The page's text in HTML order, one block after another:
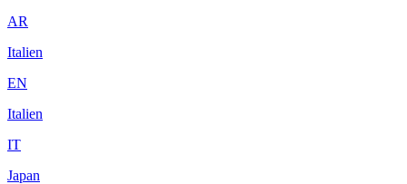
AR
Italien
EN
Italien
IT
Japan